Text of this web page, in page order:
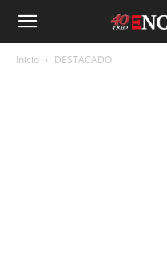
Inicio DESTACADO